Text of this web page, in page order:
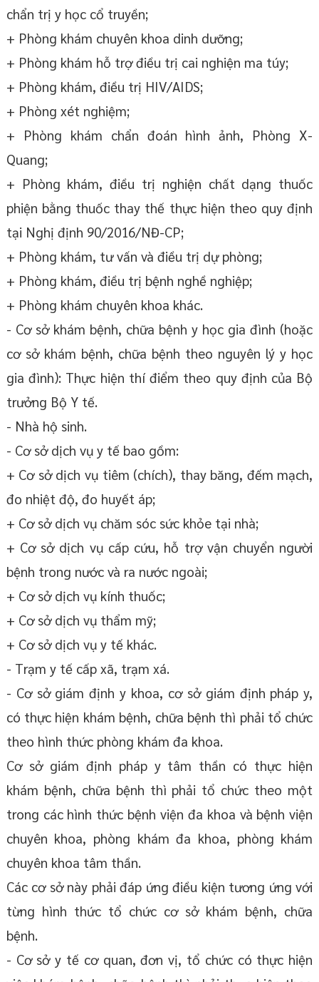
chẩn trị y học cổ truyền;
+ Phòng khám chuyên khoa dinh dưỡng;
+ Phòng khám hỗ trợ điều trị cai nghiện ma túy;
+ Phòng khám, điều trị HIV/AIDS;
+ Phòng xét nghiệm;
+ Phòng khám chẩn đoán hình ảnh, Phòng X-
Quang;
+ Phòng khám, điều trị nghiện chất dạng thuốc
phiện bằng thuốc thay thế thực hiện theo quy định
tại Nghị định 90/2016/NĐ-CP;
+ Phòng khám, tư vấn và điều trị dự phòng;
+ Phòng khám, điều trị bệnh nghề nghiệp;
+ Phòng khám chuyên khoa khác.
- Cơ sở khám bệnh, chữa bệnh y học gia đình (hoặc
cơ sở khám bệnh, chữa bệnh theo nguyên lý y học
gia đình): Thực hiện thí điểm theo quy định của Bộ
trưởng Bộ Y tế.
- Nhà hộ sinh.
- Cơ sở dịch vụ y tế bao gồm:
+ Cơ sở dịch vụ tiêm (chích), thay băng, đếm mạch,
đo nhiệt độ, đo huyết áp;
+ Cơ sở dịch vụ chăm sóc sức khỏe tại nhà;
+ Cơ sở dịch vụ cấp cứu, hỗ trợ vận chuyển người
bệnh trong nước và ra nước ngoài;
+ Cơ sở dịch vụ kính thuốc;
+ Cơ sở dịch vụ thẩm mỹ;
+ Cơ sở dịch vụ y tế khác.
- Trạm y tế cấp xã, trạm xá.
- Cơ sở giám định y khoa, cơ sở giám định pháp y,
có thực hiện khám bệnh, chữa bệnh thì phải tổ chức
theo hình thức phòng khám đa khoa.
Cơ sở giám định pháp y tâm thần có thực hiện
khám bệnh, chữa bệnh thì phải tổ chức theo một
trong các hình thức bệnh viện đa khoa và bệnh viện
chuyên khoa, phòng khám đa khoa, phòng khám
chuyên khoa tâm thần.
Các cơ sở này phải đáp ứng điều kiện tương ứng với
từng hình thức tổ chức cơ sở khám bệnh, chữa
bệnh.
- Cơ sở y tế cơ quan, đơn vị, tổ chức có thực hiện